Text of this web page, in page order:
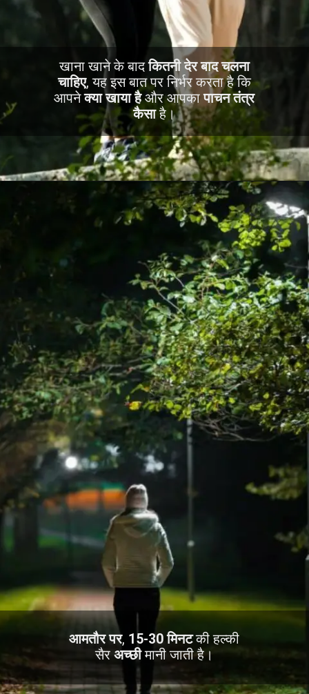
खाना खाने के बादकितनी देर बाद चलना
चाहिए, यह इस बात पर निर्भर करता है कि
आपनेक्या खाया हैऔर आपकापाचन तंत्र
कैसाहै।
आमतौर पर, 15-30 मिनटकी हल्की
सैरअच्छीमानी जाती है।